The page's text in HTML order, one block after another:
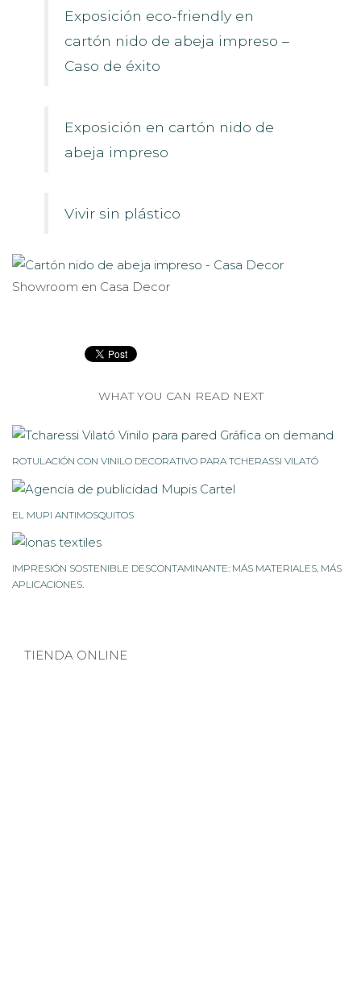
Exposición eco-friendly en
cartón nido de abeja impreso –
Caso de éxito
Exposición en cartón nido de
abeja impreso
Vivir sin plástico
Showroom en Casa Decor
WHAT YOU CAN READ NEXT
ROTULACIÓN CON VINILO DECORATIVO PARA TCHERASSI VILATÓ
EL MUPI ANTIMOSQUITOS
IMPRESIÓN SOSTENIBLE DESCONTAMINANTE: MÁS MATERIALES, MÁS
APLICACIONES.
TIENDA ONLINE